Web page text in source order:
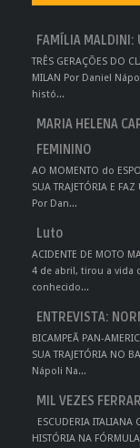
FAMÍLIA MALDINI:
TRÊS GERAÇÕES DO
MILAN Por Daniel
histó...
MARIA HELENA
FEMININO
AO MOMENTO do
SUA TRAJETÓRIA E
Por Dan...
Luto
ACIDENTE DE MOTO
4 de abril, tirou a vida
conhecido...
ENTREVISTA:
BICAMPEÃ PAN-
SUA TRAJETÓRIA NO
Nápoli Na...
MIL VEZES
ESCUDERIA ITALIANA
HISTÓRIA NA